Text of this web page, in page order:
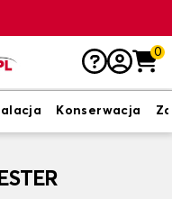
0
Konserwacja